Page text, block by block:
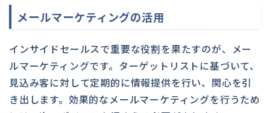
メールマーケティングの活用
インサイドセールスで重要な役割を果たすのが、メー
ルマーケティングです。ターゲットリストに基づいて、
見込み客に対して定期的に情報提供を行い、関心を引
き出します。効果的なメールマーケティングを行うため